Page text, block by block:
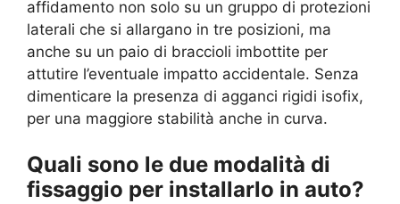
affidamento non solo su un gruppo di protezioni
laterali che si allargano in tre posizioni, ma
anche su un paio di braccioli imbottite per
attutire l’eventuale impatto accidentale. Senza
dimenticare la presenza di agganci rigidi isofix,
per una maggiore stabilità anche in curva.
Quali sono le due modalità di
fissaggio per installarlo in auto?